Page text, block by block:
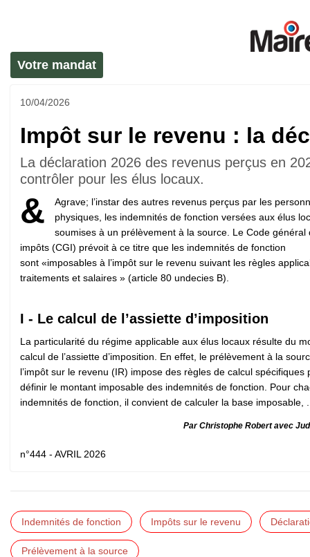
Votre mandat
10/04/2026
Impôt sur le revenu : la
La déclaration 2026 des revenus perçus en
contrôler pour les élus locaux.
&
Agrave; l’instar des autres revenus perçus par les
physiques, les indemnités de fonction versées aux élus
soumises à un prélèvement à la source. Le Code général
impôts (CGI) prévoit à ce titre que les indemnités de fonction
sont «imposables à l’impôt sur le revenu suivant les règles
traitements et salaires » (article 80 undecies B).
I - Le calcul de l’assiette d’imposition
La particularité du régime applicable aux élus locaux résulte du
calcul de l’assiette d’imposition. En effet, le prélèvement à la
l’impôt sur le revenu (IR) impose des règles de calcul spécifiques
définir le montant imposable des indemnités de fonction. Pour
indemnités de fonction, il convient de calculer la base imposable,
Par Christophe Robert avec
n°444 - AVRIL 2026
Indemnités de fonction Impôts sur le revenu
Prélèvement à la source